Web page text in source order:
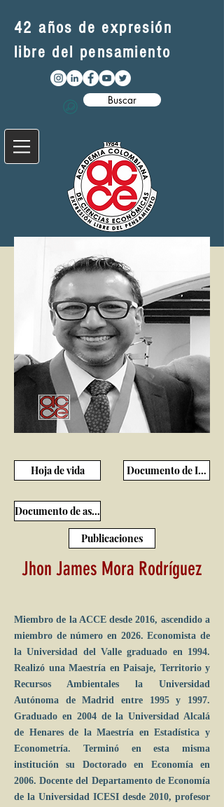
42 años de expresión
libre del pensamiento
Buscar
Hoja de vida Documento de Ingreso
Documento de ascenso
Publicaciones
Jhon James Mora Rodríguez
Miembro de la ACCE desde 2016, ascendido a
miembro de número en 2026. Economista de
la Universidad del Valle graduado en 1994.
Realizó una Maestría en Paisaje, Territorio y
Recursos Ambientales la Universidad
Autónoma de Madrid entre 1995 y 1997.
Graduado en 2004 de la Universidad Alcalá
de Henares de la Maestría en Estadística y
Econometría. Terminó en esta misma
institución su Doctorado en Economía en
2006. Docente del Departamento de Economía
de la Universidad ICESI desde 2010, profesor